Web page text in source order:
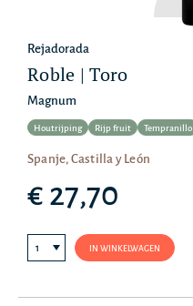
Rejadorada
Roble | Toro
Magnum
Houtrijping Rijp fruit Tempranillo
Spanje, Castilla y León
€ 27,70
IN WINKELWAGEN